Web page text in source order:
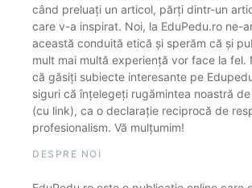
când preluați un articol, părți dintr-un
care v-a inspirat. Noi, la EduPedu.ro ne-
această conduită etică și sperăm că și
mult mai multă experiență vor face la fel.
că găsiți subiecte interesante pe
siguri că înțelegeți rugămintea noastră
(cu link), ca o declarație reciprocă de
profesionalism. Vă mulțumim!
DESPRE NOI